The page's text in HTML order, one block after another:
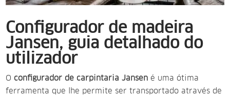
Configurador de madeira
Jansen, guia detalhado do
utilizador
O configurador de carpintaria Jansen é uma ótima
ferramenta que lhe permite ser transportado através de